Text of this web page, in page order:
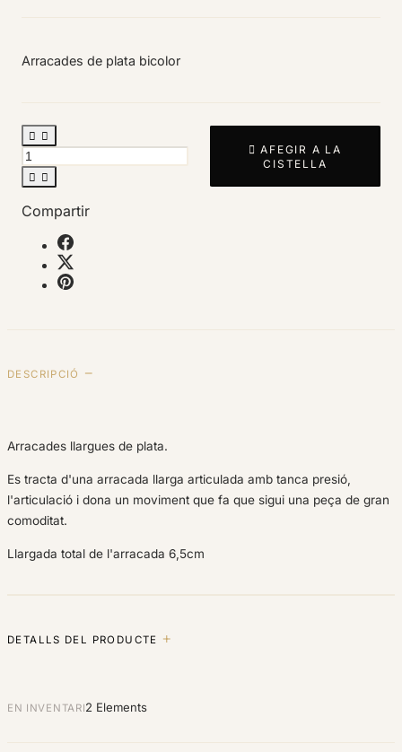
Arracades de plata bicolor
 
 
 AFEGIR A LA
CISTELLA
Compartir
DESCRIPCIÓ
Arracades llargues de plata.
Es tracta d'una arracada llarga articulada amb tanca presió,
l'articulació i dona un moviment que fa que sigui una peça de gran
comoditat.
Llargada total de l'arracada 6,5cm
DETALLS DEL PRODUCTE
EN INVENTARI2 Elements